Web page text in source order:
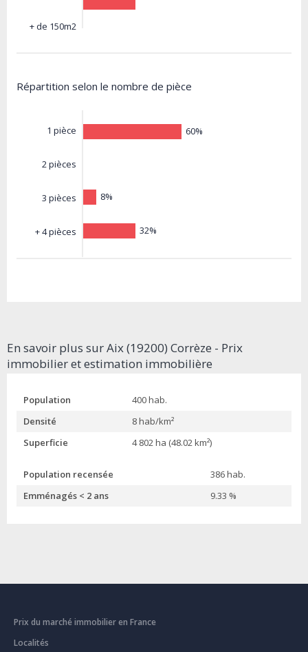
+ de 150m2
Répartition selon le nombre de pièce
1 pièce
2 pièces
3 pièces
+ 4 pièces
60%
8%
32%
En savoir plus sur Aix (19200) Corrèze - Prix
immobilier et estimation immobilière
Population
400 hab.
Densité
8 hab/km²
Superficie
4 802 ha (48.02 km²)
Population recensée
386 hab.
Emménagés < 2 ans
9.33 %
Prix du marché immobilier en France
Localités